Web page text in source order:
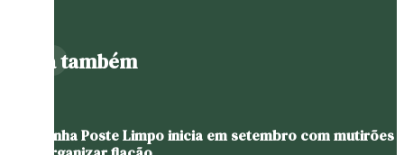
Leia também
Campanha Poste Limpo inicia em setembro com mutirões